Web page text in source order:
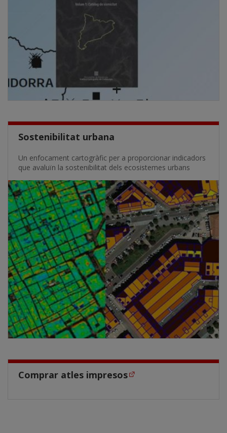
Sostenibilitat urbana
Un enfocament cartogràfic per a proporcionar indicadors
que avaluïn la sostenibilitat dels ecosistemes urbans
Comprar atles impresos